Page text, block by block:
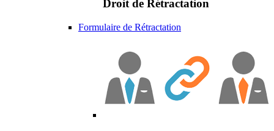
Droit de Rétractation
Formulaire de Rétractation